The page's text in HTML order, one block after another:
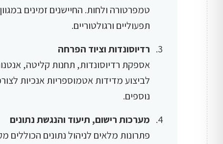
טמפרטורה ולחות. החיישנים זמינים
תפעוליים ורגולטוריים.
רדיוסונדות וציוד הפרחה
אספקת רדיוסונדות, תחנות קליטה,
לביצוע מדידות אטמוספריות אנכיות
נוספים.
מערכות רישום, תיעוד והנגשת נתונים
פתרונות מלאים לניהול נתונים